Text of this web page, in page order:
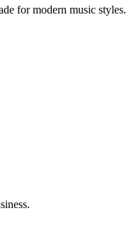
for modern music styles.